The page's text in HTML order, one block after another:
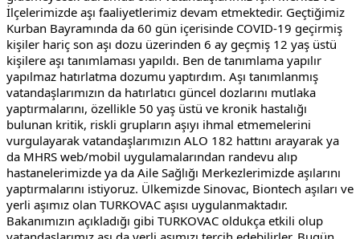
İlçelerimizde aşı faaliyetlerimiz devam etmektedir. Geçtiğimiz
Kurban Bayramında da 60 gün içerisinde COVID-19 geçirmiş
kişiler hariç son aşı dozu üzerinden 6 ay geçmiş 12 yaş üstü
kişilere aşı tanımlaması yapıldı. Ben de tanımlama yapılır
yapılmaz hatırlatma dozumu yaptırdım. Aşı tanımlanmış
vatandaşlarımızın da hatırlatıcı güncel dozlarını mutlaka
yaptırmalarını, özellikle 50 yaş üstü ve kronik hastalığı
bulunan kritik, riskli grupların aşıyı ihmal etmemelerini
vurgulayarak vatandaşlarımızın ALO 182 hattını arayarak ya
da MHRS web/mobil uygulamalarından randevu alıp
hastanelerimizde ya da Aile Sağlığı Merkezlerimizde aşılarını
yaptırmalarını istiyoruz. Ülkemizde Sinovac, Biontech aşıları ve
yerli aşımız olan TURKOVAC aşısı uygulanmaktadır.
Bakanımızın açıkladığı gibi TURKOVAC oldukça etkili olup